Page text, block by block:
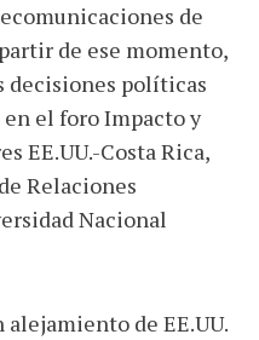
de
de ese momento,
decisiones políticas
en el foro Impacto y
EE.UU.-Costa Rica,
Relaciones
Nacional
alejamiento de EE.UU.